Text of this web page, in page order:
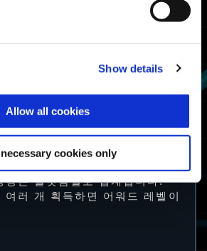
Show details
Allow all cookies
cookies only
니다.
집계 완료 후, 메인 메뉴에서 결
.
은 플랫폼별로 집계됩니다.
러 개 획득하면 어워드 레벨이